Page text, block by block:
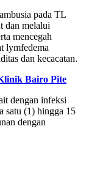
pada TL
dan melalui
mencegah
lymfedema
dan kecacatan.
Bairo Pite
dengan infeksi
satu (1) hingga 15
dengan